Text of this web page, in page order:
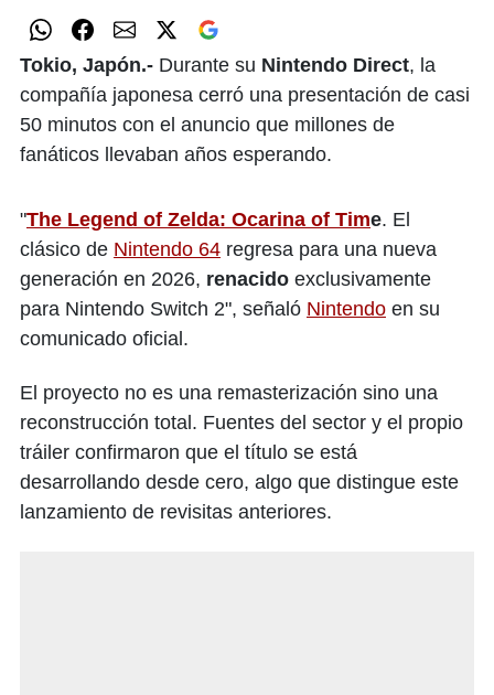
Tokio, Japón.- Durante su Nintendo Direct, la
compañía japonesa cerró una presentación de casi
50 minutos con el anuncio que millones de
fanáticos llevaban años esperando.
"The Legend of Zelda: Ocarina of Time. El
clásico de Nintendo 64 regresa para una nueva
generación en 2026, renacido exclusivamente
para Nintendo Switch 2", señaló Nintendo en su
comunicado oficial.
El proyecto no es una remasterización sino una
reconstrucción total. Fuentes del sector y el propio
tráiler confirmaron que el título se está
desarrollando desde cero, algo que distingue este
lanzamiento de revisitas anteriores.